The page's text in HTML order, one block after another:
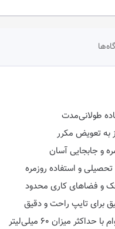
طولانی‌مدت
و جابجایی آسان
تحصیلی و استفاده روزمره
و فضاهای کاری محدود
برای تایپ راحت و دقیق
میزان ۶۰ میلی‌لیتر